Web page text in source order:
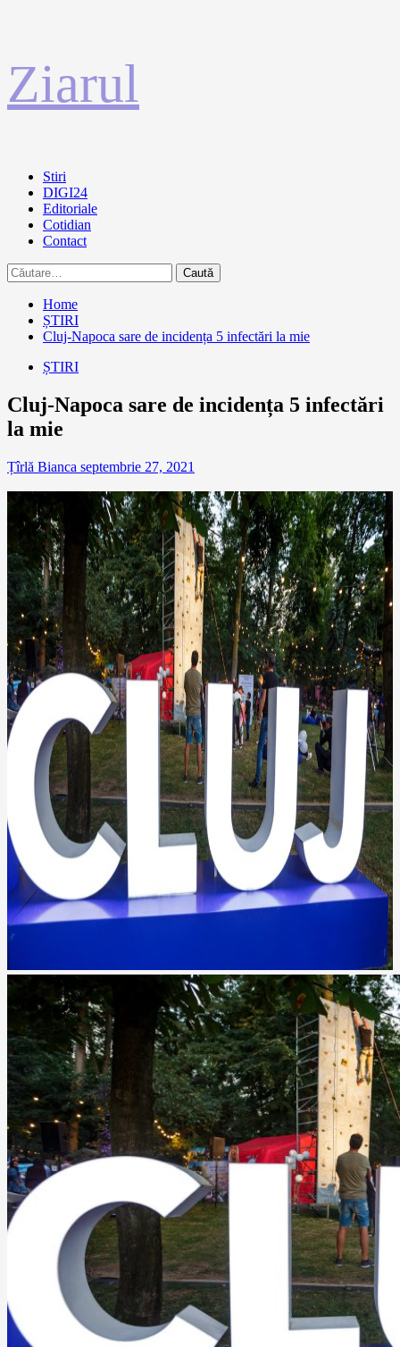
la
conținut
Ziarul
Primary
Menu
Stiri
DIGI24
Editoriale
Cotidian
Contact
Caută
după:
Home
ȘTIRI
Cluj-Napoca sare de incidența 5 infectări la mie
ȘTIRI
Cluj-Napoca sare de incidența 5 infectări
la mie
Țîrlă Bianca septembrie 27, 2021